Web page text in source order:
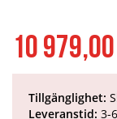
10
Tillgänglighet:
Leveranstid: 3-